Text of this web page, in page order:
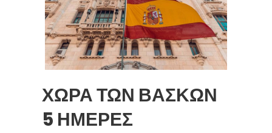
ΧΩΡΑ ΤΩΝ ΒΑΣΚΩΝ
5 ΗΜΕΡΕΣ